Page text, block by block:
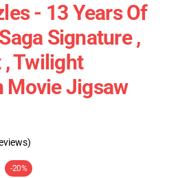
- 13 Years Of
Signature ,
Twilight
Movie Jigsaw
-20%